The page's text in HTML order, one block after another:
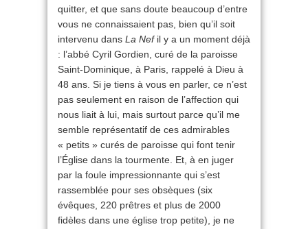
quitter, et que sans doute beaucoup d’entre
vous ne connaissaient pas, bien qu’il soit
intervenu dans La Nefil y a un moment déjà
: l’abbé Cyril Gordien, curé de la paroisse
Saint-Dominique, à Paris, rappelé à Dieu à
48 ans. Si je tiens à vous en parler, ce n’est
pas seulement en raison de l’affection qui
nous liait à lui, mais surtout parce qu’il me
semble représentatif de ces admirables
« petits » curés de paroisse qui font tenir
l’Église dans la tourmente. Et, à en juger
par la foule impressionnante qui s’est
rassemblée pour ses obsèques (six
évêques, 220 prêtres et plus de 2000
fidèles dans une église trop petite), je ne